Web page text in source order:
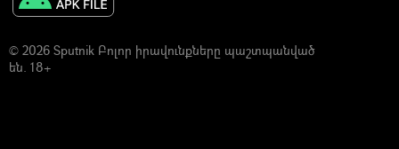
© 2026 Sputnik Բոլոր իրավունքները պաշտպանված
են. 18+